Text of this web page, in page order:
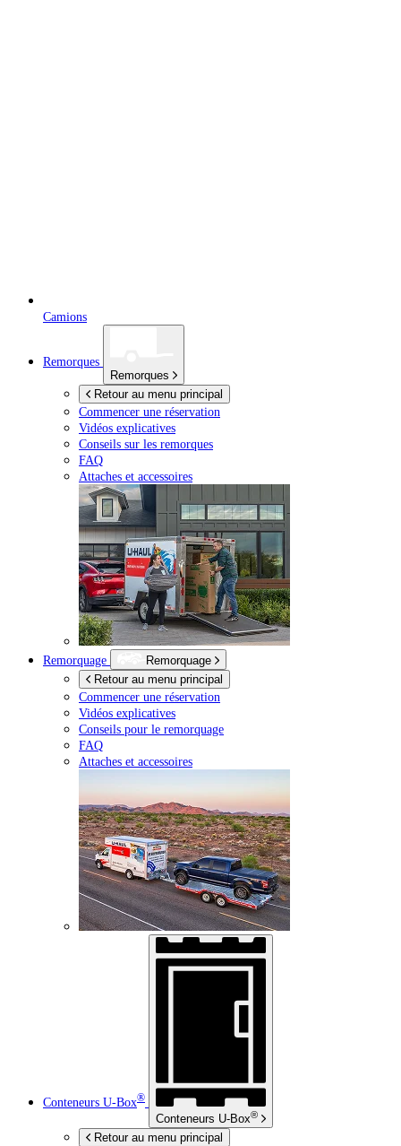
Camions
Remorques
Remorques
Retour au menu principal
Commencer une réservation
Vidéos explicatives
Conseils sur les remorques
FAQ
Attaches et accessoires
Remorquage
Remorquage
Retour au menu principal
Commencer une réservation
Vidéos explicatives
Conseils pour le remorquage
FAQ
Attaches et accessoires
Conteneurs U-Box®
Conteneurs U-Box®
Retour au menu principal